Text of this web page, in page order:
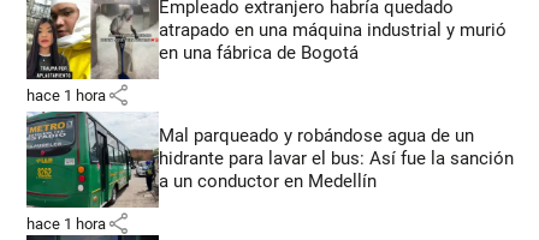
Empleado extranjero habría quedado
atrapado en una máquina industrial y murió
en una fábrica de Bogotá
hace 1 hora share
Mal parqueado y robándose agua de un
hidrante para lavar el bus: Así fue la sanción
a un conductor en Medellín
hace 1 hora share